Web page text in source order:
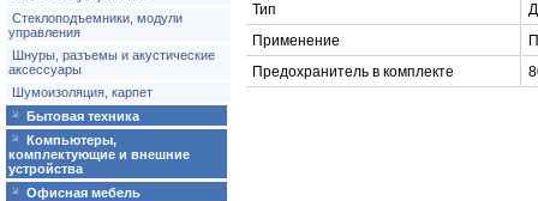
Стеклоподъемники, модули
управления
Шнуры, разъемы и акустические
аксессуары
Шумоизоляция, карпет
Бытовая техника
Компьютеры,
комплектующие и внешние
устройства
Офисная мебель
Тип
Применение
Предохранитель в комплекте